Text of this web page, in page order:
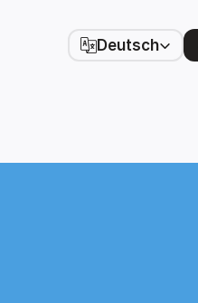
Select Language
Deutsch